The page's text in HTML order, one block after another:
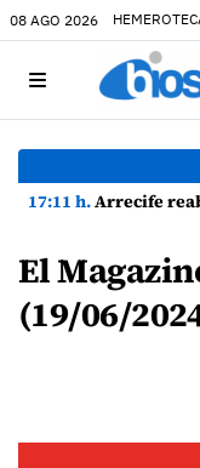
08 AGO 2026
17:11 h.Arrecife reabre la playa de El
El
(19/06/